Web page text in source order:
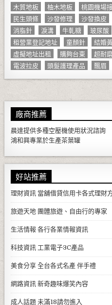
木質地板
柚木地板 桃園機場
民生頭條
沙發修理 沙發換皮
消脂針
淚溝 牛軋糖 玻尿酸
租營業登記地址
童顏針 結婚
虛擬地址出租
購夠台東 超耐
電波拉皮
頭髮護理產品 飄眉
廠商推薦
晨達提供多種空壓機使用狀況諮詢
鴻和興專業於生產茶葉罐
好站推薦
理財資訊 當舖借貸信用卡各式理財
旅遊天地 團體旅遊、自由行的專家
生活情報 各行各業情報資訊
科技資訊 工業電子3C產品
美食分享 全台各式名產 伴手禮
網路資訊 新奇趣味爆笑內容
成人話題 未滿18請勿進入